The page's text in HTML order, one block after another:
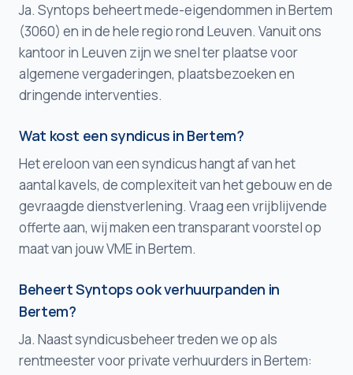
Ja. Syntops beheert mede-eigendommen in Bertem
(3060) en in de hele regio rond Leuven. Vanuit ons
kantoor in Leuven zijn we snel ter plaatse voor
algemene vergaderingen, plaatsbezoeken en
dringende interventies.
Wat kost een syndicus in Bertem?
Het ereloon van een syndicus hangt af van het
aantal kavels, de complexiteit van het gebouw en de
gevraagde dienstverlening. Vraag een vrijblijvende
offerte aan, wij maken een transparant voorstel op
maat van jouw VME in Bertem.
Beheert Syntops ook verhuurpanden in
Bertem?
Ja. Naast syndicusbeheer treden we op als
rentmeester voor private verhuurders in Bertem: